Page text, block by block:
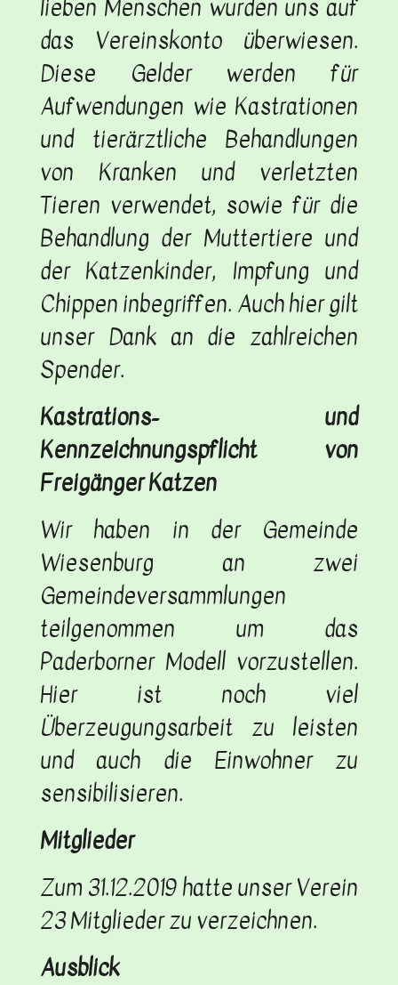
lieben Menschen wurden uns auf
das Vereinskonto überwiesen.
Diese Gelder werden für
Aufwendungen wie Kastrationen
und tierärztliche Behandlungen
von Kranken und verletzten
Tieren verwendet, sowie für die
Behandlung der Muttertiere und
der Katzenkinder, Impfung und
Chippen inbegriffen. Auch hier gilt
unser Dank an die zahlreichen
Spender.
Kastrations- und
Kennzeichnungspflicht von
Freigänger Katzen
Wir haben in der Gemeinde
Wiesenburg an zwei
Gemeindeversammlungen
teilgenommen um das
Paderborner Modell vorzustellen.
Hier ist noch viel
Überzeugungsarbeit zu leisten
und auch die Einwohner zu
sensibilisieren.
Mitglieder
Zum 31.12.2019 hatte unser Verein
23 Mitglieder zu verzeichnen.
Ausblick